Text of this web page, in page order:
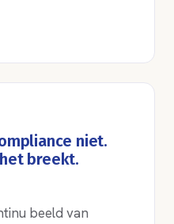
niet.
breekt.
beeld van